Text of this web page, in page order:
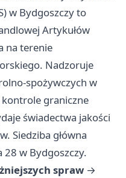
w Bydgoszczy to
Artykułów
na terenie
Nadzoruje
spożywczych w
graniczne
świadectwa jakości
Siedziba główna
28 w Bydgoszczy.
spraw →